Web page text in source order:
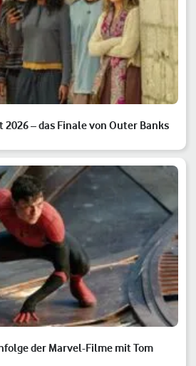
– das Finale von Outer Banks
der Marvel-Filme mit Tom